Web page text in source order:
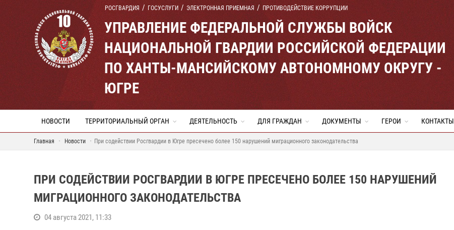
РОСГВАРДИЯ ГОСУСЛУГИ ЭЛЕКТРОННАЯ ПРИЕМНАЯ ПРОТИВОДЕЙСТВИЕ КОРРУПЦИИ
УПРАВЛЕНИЕ ФЕДЕРАЛЬНОЙ СЛУЖБЫ ВОЙСК
НАЦИОНАЛЬНОЙ ГВАРДИИ РОССИЙСКОЙ ФЕДЕРАЦИИ
ПО ХАНТЫ-МАНСИЙСКОМУ АВТОНОМНОМУ ОКРУГУ -
ЮГРЕ
НОВОСТИ ТЕРРИТОРИАЛЬНЫЙ ОРГАН ДЕЯТЕЛЬНОСТЬ ДЛЯ ГРАЖДАН ДОКУМЕНТЫ ГЕРОИ КОНТАКТЫ
Главная Новости При содействии Росгвардии в Югре пресечено более 150 нарушений миграционного законодательства
ПРИ СОДЕЙСТВИИ РОСГВАРДИИ В ЮГРЕ ПРЕСЕЧЕНО БОЛЕЕ 150 НАРУШЕНИЙ
МИГРАЦИОННОГО ЗАКОНОДАТЕЛЬСТВА
04 августа 2021, 11:33